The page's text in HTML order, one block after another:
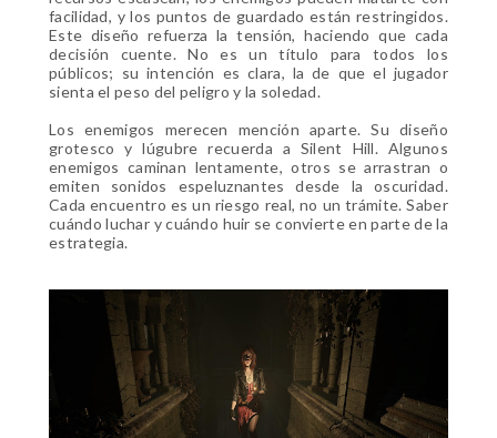
facilidad, y los puntos de guardado están restringidos.
Este diseño refuerza la tensión, haciendo que cada
decisión cuente. No es un título para todos los
públicos; su intención es clara, la de que el jugador
sienta el peso del peligro y la soledad.
Los enemigos merecen mención aparte. Su diseño
grotesco y lúgubre recuerda a Silent Hill. Algunos
enemigos caminan lentamente, otros se arrastran o
emiten sonidos espeluznantes desde la oscuridad.
Cada encuentro es un riesgo real, no un trámite. Saber
cuándo luchar y cuándo huir se convierte en parte de la
estrategia.